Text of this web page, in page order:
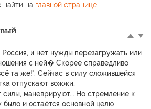
найти на главной странице.
и нет нужды перезагружать или
с ней� Скорее справедливо
та же!". Сейчас в силу сложившейся
отпускают вожжи,
силы, маневрируют... Но стремление к
было и остаётся основной целю